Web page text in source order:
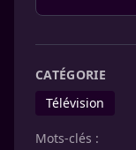
CATÉGORIE
Télévision
Mots-clés :